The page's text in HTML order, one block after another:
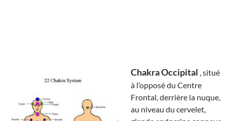
Chakra Occipital , situé
à l’opposé du Centre
Frontal, derrière la nuque,
au niveau du cervelet,